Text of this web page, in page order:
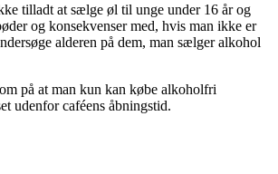
tilladt at sælge øl til unge under 16 år og
og konsekvenser med, hvis man ikke er
alderen på dem, man sælger alkohol
på at man kun kan købe alkoholfri
udenfor caféens åbningstid.